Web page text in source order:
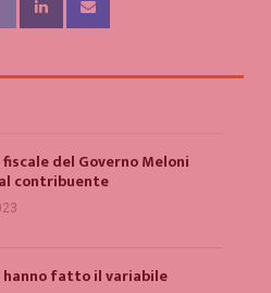
del Governo Meloni
contribuente
hanno fatto il variabile